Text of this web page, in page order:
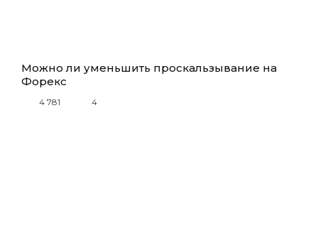
Можно ли уменьшить проскальзывание на
Форекс
4 781 4